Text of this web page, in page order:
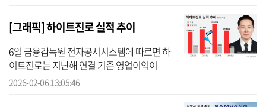
[그래픽] 하이트진로 실적 추이
6일 금융감독원 전자공시시스템에 따르면 하
이트진로는 지난해 연결 기준 영업이익이
1721억원으로 전년 대비 17.3% 감소했다. 같
2026-02-06 13:05:46